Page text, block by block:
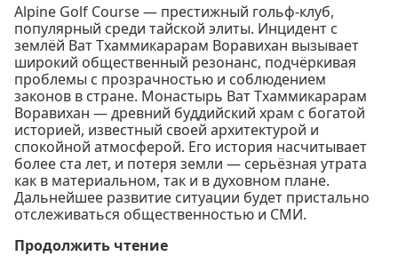
Alpine Golf Course — престижный гольф-клуб,
популярный среди тайской элиты. Инцидент с
землёй Ват Тхаммикарарам Воравихан вызывает
широкий общественный резонанс, подчёркивая
проблемы с прозрачностью и соблюдением
законов в стране. Монастырь Ват Тхаммикарарам
Воравихан — древний буддийский храм с богатой
историей, известный своей архитектурой и
спокойной атмосферой. Его история насчитывает
более ста лет, и потеря земли — серьёзная утрата
как в материальном, так и в духовном плане.
Дальнейшее развитие ситуации будет пристально
отслеживаться общественностью и СМИ.
Продолжить чтение